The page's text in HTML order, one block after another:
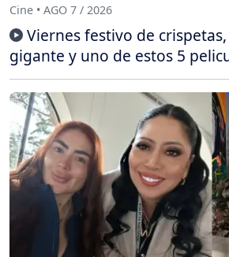
Cine • AGO 7 / 2026
Viernes festivo de
gigante y uno de estos 5